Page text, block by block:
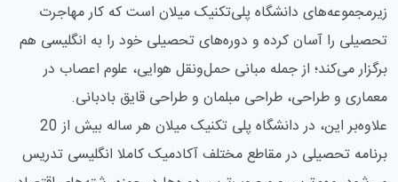
زیرمجموعه‌های دانشگاه پلی‌تکنیک میلان است که کار مهاجرت
تحصیلی را آسان کرده و دوره‌های تحصیلی خود را به انگلیسی هم
برگزار می‌کند؛ از جمله مبانی حمل‌ونقل هوایی، علوم اعصاب در
معماری و طراحی، طراحی مبلمان و طراحی قایق بادبانی.
علاوه‌بر این، در دانشگاه پلی تکنیک میلان هر ساله بیش از 20
برنامه تحصیلی در مقاطع مختلف آکادمیک کاملا انگلیسی تدریس